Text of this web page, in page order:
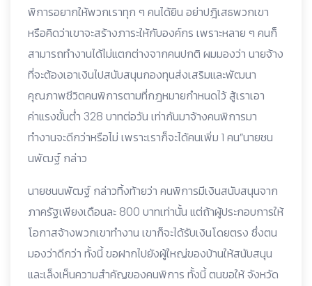
พิการอยากให้พวกเราทุก ๆ คนได้ยิน อย่าปฎิเสธพวกเขา
หรือคิดว่าเขาจะสร้างภาระให้กับองค์กร เพราะหลาย ๆ คนก็
สามารถทำงานได้ไม่แตกต่างจากคนปกติ ผมมองว่า นายจ้าง
ที่จะต้องเอาเงินไปสนับสนุนกองทุนส่งเสริมและพัฒนา
คุณภาพชีวิตคนพิการตามที่กฎหมายกำหนดไว้ สู้เราเอา
ค่าแรงขั้นต่ำ 328 บาทต่อวัน เท่ากันมาจ้างคนพิการมา
ทำงานจะดีกว่าหรือไม่ เพราะเราก็จะได้คนเพิ่ม 1 คน”นายชน
นพัฒฐ์ กล่าว
นายชนนพัฒฐ์ กล่าวทิ้งท้ายว่า คนพิการมีเงินสนับสนุนจาก
ภาครัฐเพียงเดือนละ 800 บาทเท่านั้น แต่ถ้าผู้ประกอบการให้
โอกาสจ้างพวกเขาทำงาน เขาก็จะได้รับเงินโดยตรง ซึ่งตน
มองว่าดีกว่า ทั้งนี้ ขอฝากไปยังผู้ใหญ่ของบ้านให้สนับสนุน
และเล็งเห็นความสำคัญของคนพิการ ทั้งนี้ ตนขอให้ จังหวัด